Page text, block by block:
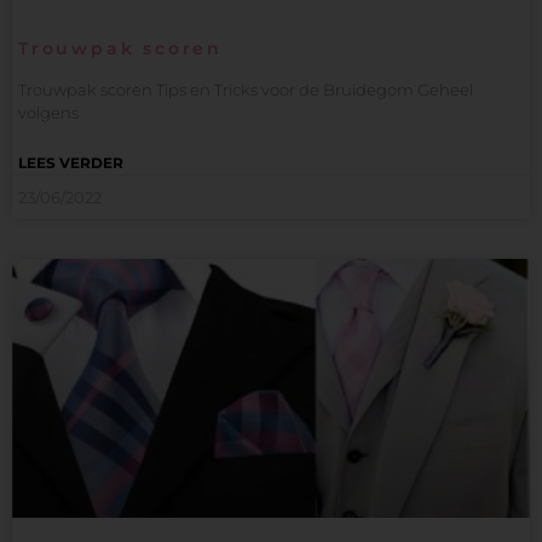
Trouwpak scoren
Trouwpak scoren Tips en Tricks voor de Bruidegom Geheel
volgens
LEES VERDER